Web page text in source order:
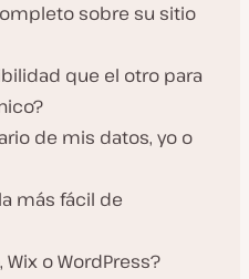
sobre su sitio
que el otro para
de mis datos, yo o
más fácil de
o WordPress?